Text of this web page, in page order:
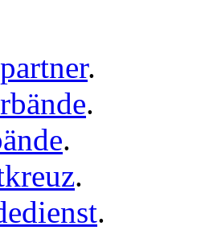
.
.
.
.
.